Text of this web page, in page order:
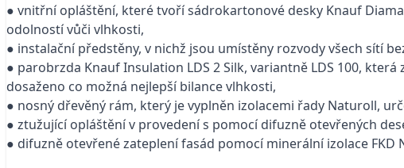
● vnitřní opláštění, které tvoří sádrokartonové desky Knauf
odolností vůči vlhkosti,
● instalační předstěny, v nichž jsou umístěny rozvody všech sítí
● parobrzda Knauf Insulation LDS 2 Silk, variantně LDS 100,
dosaženo co možná nejlepší bilance vlhkosti,
● nosný dřevěný rám, který je vyplněn izolacemi řady Naturoll,
● ztužující opláštění v provedení s pomocí difuzně otevřených
● difuzně otevřené zateplení fasád pomocí minerální izolace